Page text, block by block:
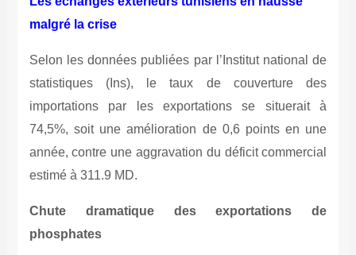
malgré la crise
Selon les données publiées par l’Institut national de
statistiques (Ins), le taux de couverture des
importations par les exportations se situerait à
74,5%, soit une amélioration de 0,6 points en une
année, contre une aggravation du déficit commercial
estimé à 311.9 MD.
Chute dramatique des exportations de
phosphates